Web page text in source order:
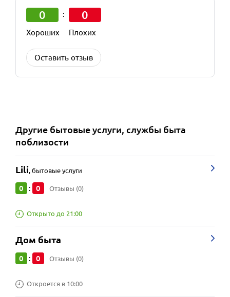
0
Хороших
: 0
Плохих
Оставить отзыв
Другие бытовые услуги, службы быта
поблизости
Lili,бытовые услуги
0 : 0 Отзывы (0)
Открыто до 21:00
Дом быта
0 : 0 Отзывы (0)
Откроется в 10:00